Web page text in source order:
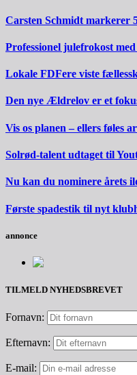
Carsten Schmidt markerer
Professionel julefrokost
Lokale FDFere viste
Den nye Ældrelov er et
Vis os planen – ellers føles
Solrød-talent udtaget til
Nu kan du nominere årets
Første spadestik til nyt
annonce
TILMELD NYHEDSBREVET
Fornavn:
Efternavn:
E-mail: